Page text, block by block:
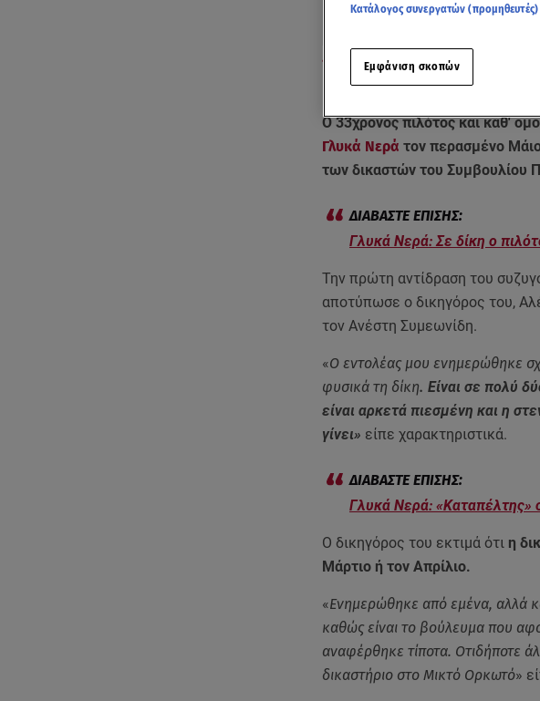
Ο δικηγόρος του συζυγοκτόνου,
Ο 33χρονος πιλότος και καθ'
Γλυκά Νερά τον περασμένο
των δικαστών του Συμβουλίου
Γλυκά Νερά: Σε δίκη ο
Την πρώτη αντίδραση του
αποτύπωσε ο δικηγόρος του,
τον Ανέστη Συμεωνίδη.
«Ο εντολέας μου ενημερώθηκε
φυσικά τη δίκη. Είναι σε πολύ
είναι αρκετά πιεσμένη και η
γίνει» είπε χαρακτηριστικά.
Γλυκά Νερά: «Καταπέλτης»
Ο δικηγόρος του εκτιμά ότι η
Μάρτιο ή τον Απρίλιο.
«Ενημερώθηκε από εμένα, αλλά
καθώς είναι το βούλευμα που
αναφέρθηκε τίποτα. Οτιδήποτε
δικαστήριο στο Μικτό Ορκωτό»
Κατάλογος συνεργατών (προμηθευτές)
Εμφάνιση σκοπών